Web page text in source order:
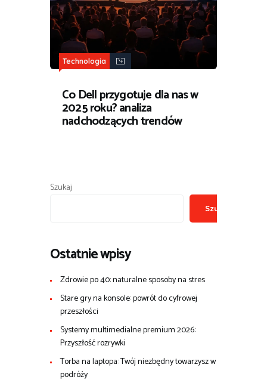
Technologia
Co Dell przygotuje dla nas w
2025 roku? analiza
nadchodzących trendów
Szukaj
Szukaj
Ostatnie wpisy
Zdrowie po 40: naturalne sposoby na stres
Stare gry na konsole: powrót do cyfrowej
przeszłości
Systemy multimedialne premium 2026:
Przyszłość rozrywki
Torba na laptopa: Twój niezbędny towarzysz w
podróży